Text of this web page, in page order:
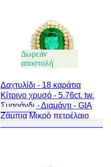
Δωρεάν
αποστολή
Δαχτυλίδι - 18 καράτια
Κίτρινο χρυσό - 5.76ct. tw.
Σμαράγδι - Διαμάντι - GIA
Ζάμπια Μικρό πετρέλαιο